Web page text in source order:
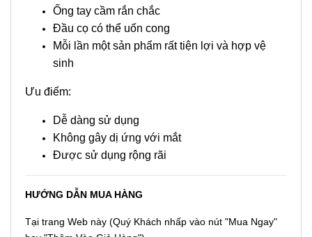
Ống tay cầm rắn chắc
Đầu cọ có thể uốn cong
Mỗi lần một sản phẩm rất tiện lợi và hợp vệ
sinh
Ưu điểm:
Dễ dàng sử dụng
Không gây dị ứng với mắt
Được sử dụng rộng rãi
HƯỚNG DẪN MUA HÀNG
Tại trang Web này (Quý Khách nhấp vào nút "Mua Ngay"